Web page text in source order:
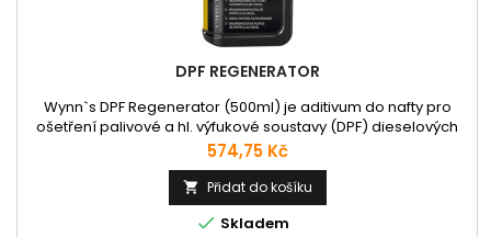
DPF REGENERATOR
Wynn`s DPF Regenerator (500ml) je aditivum do nafty pro
ošetření palivové a hl. výfukové soustavy (DPF) dieselových
motorů. Čistí zanesené filtry pevných částic (DPF) a snižuje
emise sazí. Vlastnosti: Jednoduše čistí a regeneruje
zanesený naftový sazový filtr, a to bez demontáže či
náročného vysokootáčkového vypalování. Katalyzátor pro
optimalizaci...
Cena
574,75 Kč
 Přidat do košíku
 Skladem